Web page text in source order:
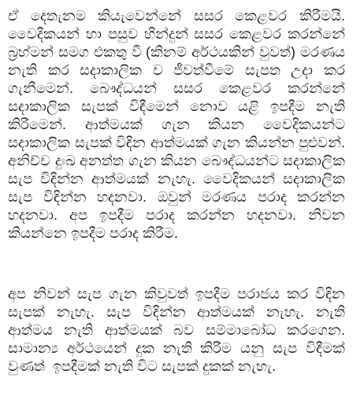
ඒ දෙතැනම කියැවෙන්නේ සසර කෙළවර කිරීමයි.
වෛදිකයන් හා පසුව හින්දුන් සසර කෙළවර කරන්නේ
බ්‍රහ්මන් සමග එකතු වී(කිනම් අර්ථයකින් වුවත්)මරණය
නැති
කර සදාකාලික ව ජීවත්වීමේ සැපත උදා
කර
ගැනීමෙන්. බෞද්ධයන් සසර කෙළවර
කරන්නේ
සදාකාලික
සැපක් විඳීමෙන් නොව යළි ඉපදීම
නැති
කිරීමෙන්. ආත්මයක් ගැන කියන
වෛදිකයන්ට
සදාකාලික සැපක් විඳින ආත්මයක් ගැන කියන්න පුළුවන්.
අනිච්ච දුඃඛ අනත්ත ගැන කියන බෞද්ධයන්ට සදාකාලික
සැප විඳින්න ආත්මයක් නැහැ. වෛදිකයන් සදාකාලික
සැප
විඳින්න හදනවා. ඔවුන් මරණය පරාද
කරන්න
හදනවා. අප ඉපදීම පරාද කරන්න හදනවා. නිවන
කියන්නෙ ඉපදීම පරාද කිරීම.
අප නිවන් සැප ගැන කිවුවත් ඉපදීම පරාජය කර විඳින
සැපක්
නැහැ. සැප විඳින්න ආත්මයක් නැහැ.නැති
ආත්මය
නැති ආත්මයක් බව සම්මාබෝධ කරගෙන.
සාමාන්‍ය අර්ථයෙන් දුක නැති කිරීම යනු සැප විඳීමක්
වුණත් ඉපදීමක් නැති විට සැපක් දුකක් නැහැ.